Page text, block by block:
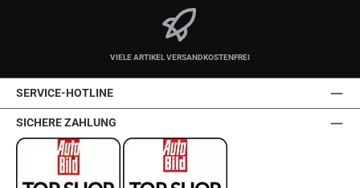
VIELE ARTIKEL VERSANDKOSTENFREI
SERVICE-HOTLINE
SICHERE ZAHLUNG